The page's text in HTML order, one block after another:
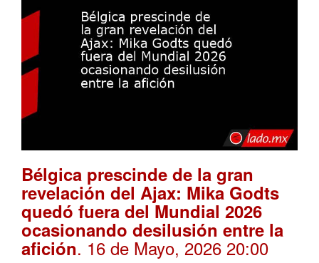
Bélgica prescinde de la gran
revelación del Ajax: Mika Godts
quedó fuera del Mundial 2026
ocasionando desilusión entre la
afición. 16 de Mayo, 2026 20:00